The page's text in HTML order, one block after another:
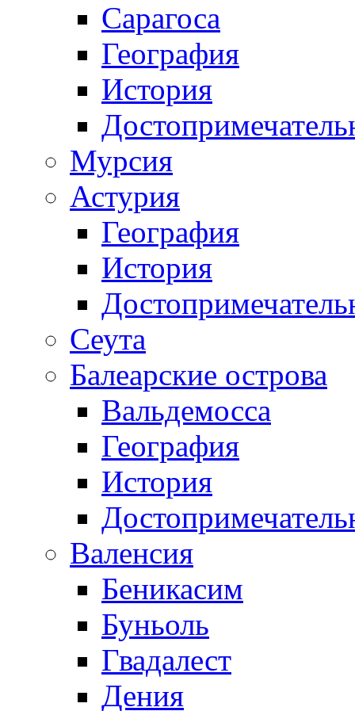
Сарагоса
География
История
Мурсия
Астурия
География
История
Сеута
Балеарские острова
Вальдемосса
География
История
Валенсия
Беникасим
Буньоль
Гвадалест
Дения